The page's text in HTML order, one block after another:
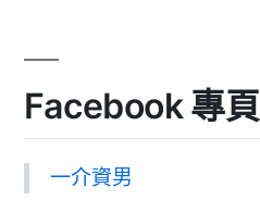
Facebook 專頁
一介資男